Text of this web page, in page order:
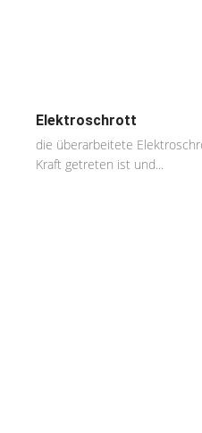
Elektroschrott
die überarbeitete
Kraft getreten ist und...